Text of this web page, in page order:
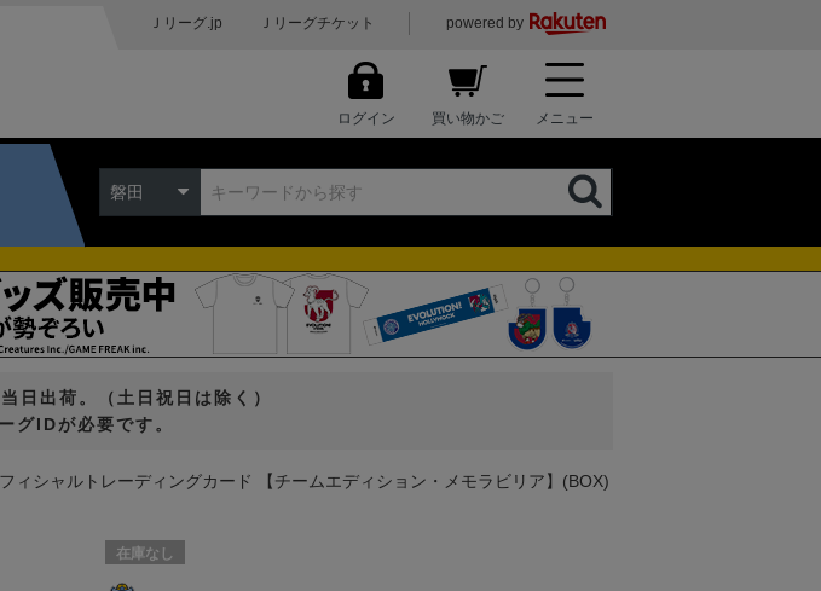
Ｊリーグ.jp Ｊリーグチケット powered by
ログイン 買い物かご メニュー
磐田
日出荷。（土日祝日は除く）
グIDが必要です。
ィシャルトレーディングカード 【チームエディション・メモラビリア】(BOX)
在庫なし